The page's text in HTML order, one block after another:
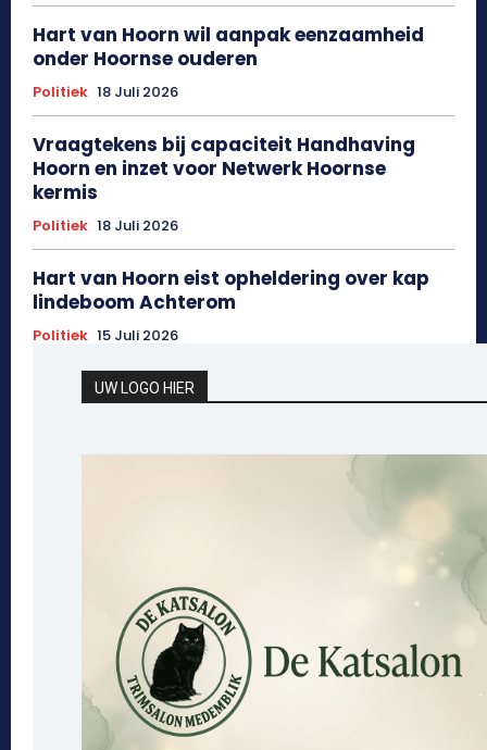
Hart van Hoorn wil aanpak eenzaamheid
onder Hoornse ouderen
Politiek 18 Juli 2026
Vraagtekens bij capaciteit Handhaving
Hoorn en inzet voor Netwerk Hoornse
kermis
Politiek 18 Juli 2026
Hart van Hoorn eist opheldering over kap
lindeboom Achterom
Politiek 15 Juli 2026
UW LOGO HIER